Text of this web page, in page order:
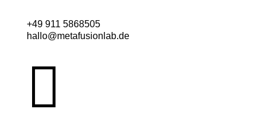
+49 911 5868505
hallo@metafusionlab.de
